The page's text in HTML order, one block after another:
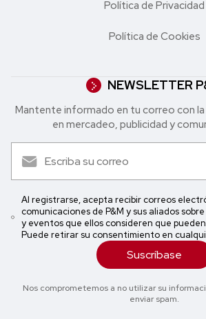
Política de Privacidad
Política de Cookies
NEWSLETTER
Mantente informado en tu correo con
en mercadeo, publicidad y
Al registrarse, acepta recibir correos
comunicaciones de P&M y sus aliados
y eventos que ellos consideren que
Puede retirar su consentimiento en
Suscríbase
Nos comprometemos a no utilizar su
enviar spam.